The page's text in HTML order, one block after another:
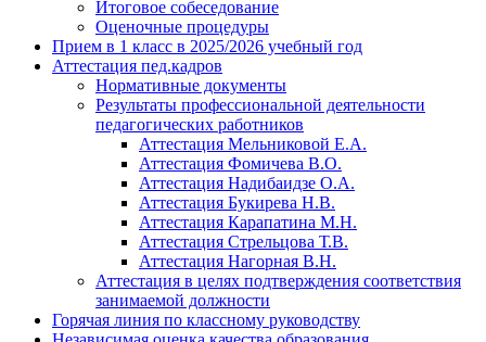
Итоговое собеседование
Оценочные процедуры
Прием в 1 класс в 2025/2026 учебный год
Аттестация пед.кадров
Нормативные документы
Результаты профессиональной деятельности
педагогических работников
Аттестация Мельниковой Е.А.
Аттестация Фомичева В.О.
Аттестация Надибаидзе О.А.
Аттестация Букирева Н.В.
Аттестация Карапатина М.Н.
Аттестация Стрельцова Т.В.
Аттестация Нагорная В.Н.
Аттестация в целях подтверждения соответствия
занимаемой должности
Горячая линия по классному руководству